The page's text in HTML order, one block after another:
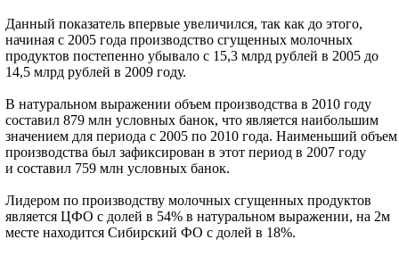
Данный показатель впервые увеличился, так как до этого,
начиная с 2005 года производство сгущенных молочных
продуктов постепенно убывало с 15,3 млрд рублей в 2005 до
14,5 млрд рублей в 2009 году.
В натуральном выражении объем производства в 2010 году
составил 879 млн условных банок, что является наибольшим
значением для периода с 2005 по 2010 года. Наименьший объем
производства был зафиксирован в этот период в 2007 году
и составил 759 млн условных банок.
Лидером по производству молочных сгущенных продуктов
является ЦФО с долей в 54% в натуральном выражении, на 2м
месте находится Сибирский ФО с долей в 18%.